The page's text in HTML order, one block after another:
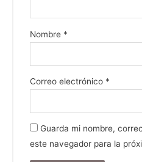
Nombre *
Correo electrónico *
Guarda mi nombre,
este navegador para la